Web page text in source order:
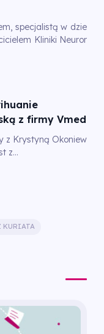
specjalistą w dzie
Kliniki Neuror
z firmy Vmed
z Krystyną Okoniew
z...
KURIATA